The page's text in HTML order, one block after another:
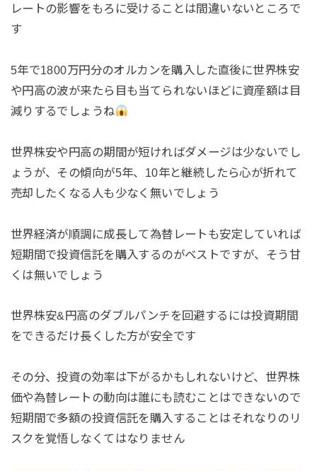
レートの影響をもろに受けることは間違いないところで
す
5年で1800万円分のオルカンを購入した直後に世界株安
や円高の波が来たら目も当てられないほどに資産額は目
減りするでしょうね
世界株安や円高の期間が短ければダメージは少ないでし
ょうが、その傾向が5年、10年と継続したら心が折れて
売却したくなる人も少なく無いでしょう
世界経済が順調に成長して為替レートも安定していれば
短期間で投資信託を購入するのがベストですが、そう甘
くは無いでしょう
世界株安&円高のダブルパンチを回避するには投資期間
をできるだけ長くした方が安全です
その分、投資の効率は下がるかもしれないけど、世界株
価や為替レートの動向は誰にも読むことはできないので
短期間で多額の投資信託を購入することはそれなりのリ
スクを覚悟しなくてはなりません